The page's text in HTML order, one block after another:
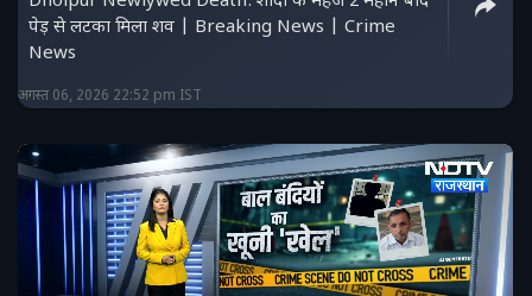
पेड़ से लटका मिला शव | Breaking News | Crime
News
अगस्त 06, 2026 22:52 pm IST